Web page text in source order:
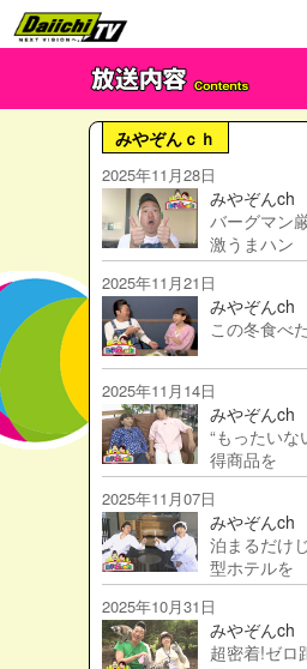
みやぞんｃｈ
2025年11月28日
みやぞんch
バーグマン
激うまハン
2025年11月21日
みやぞんch
この冬食べ
2025年11月14日
みやぞんch
“もったいな
得商品を
2025年11月07日
みやぞんch
泊まるだけ
型ホテルを
2025年10月31日
みやぞんch
超密着!ゼロ